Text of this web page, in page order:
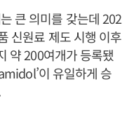
큰 의미를 갖는데 202
신원료 제도 시행 이후
약 200여개가 등록됐
이 유일하게 승